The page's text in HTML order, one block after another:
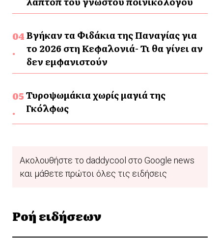
Βγήκαν τα Φιδάκια της Παναγίας για
το 2026 στη Κεφαλονιά- Τι θα γίνει αν
δεν εμφανιστούν
Τυροψωμάκια χωρίς μαγιά της
Γκόλφως
Ακολουθήστε το daddycool στο Google news
και μάθετε πρώτοι όλες τις ειδήσεις
Ροή ειδήσεων